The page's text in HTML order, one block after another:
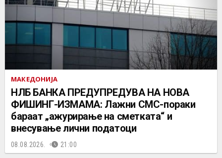
МАКЕДОНИЈА
НЛБ БАНКА ПРЕДУПРЕДУВА НА НОВА
ФИШИНГ-ИЗМАМА: Лажни СМС-пораки
бараат „ажурирање на сметката“ и
внесување лични податоци
08.08.2026. 21:00